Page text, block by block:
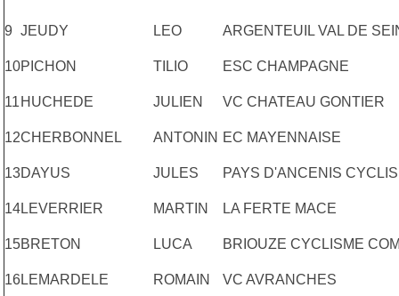
9 JEUDY LEO ARGENTEUIL VAL DE
10PICHON TILIO ESC CHAMPAGNE
11 HUCHEDE JULIEN VC CHATEAU GONTIER
12CHERBONNEL ANTONIN EC MAYENNAISE
13DAYUS JULES PAYS D'ANCENIS
14LEVERRIER MARTIN LA FERTE MACE
15BRETON LUCA BRIOUZE CYCLISME
16LEMARDELE ROMAIN VC AVRANCHES